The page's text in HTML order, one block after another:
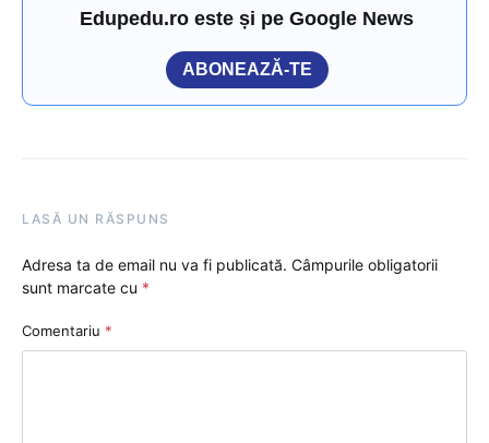
Edupedu.ro este și pe Google News
ABONEAZĂ-TE
LASĂ UN RĂSPUNS
Adresa ta de email nu va fi publicată. Câmpurile obligatorii
sunt marcate cu *
Comentariu *